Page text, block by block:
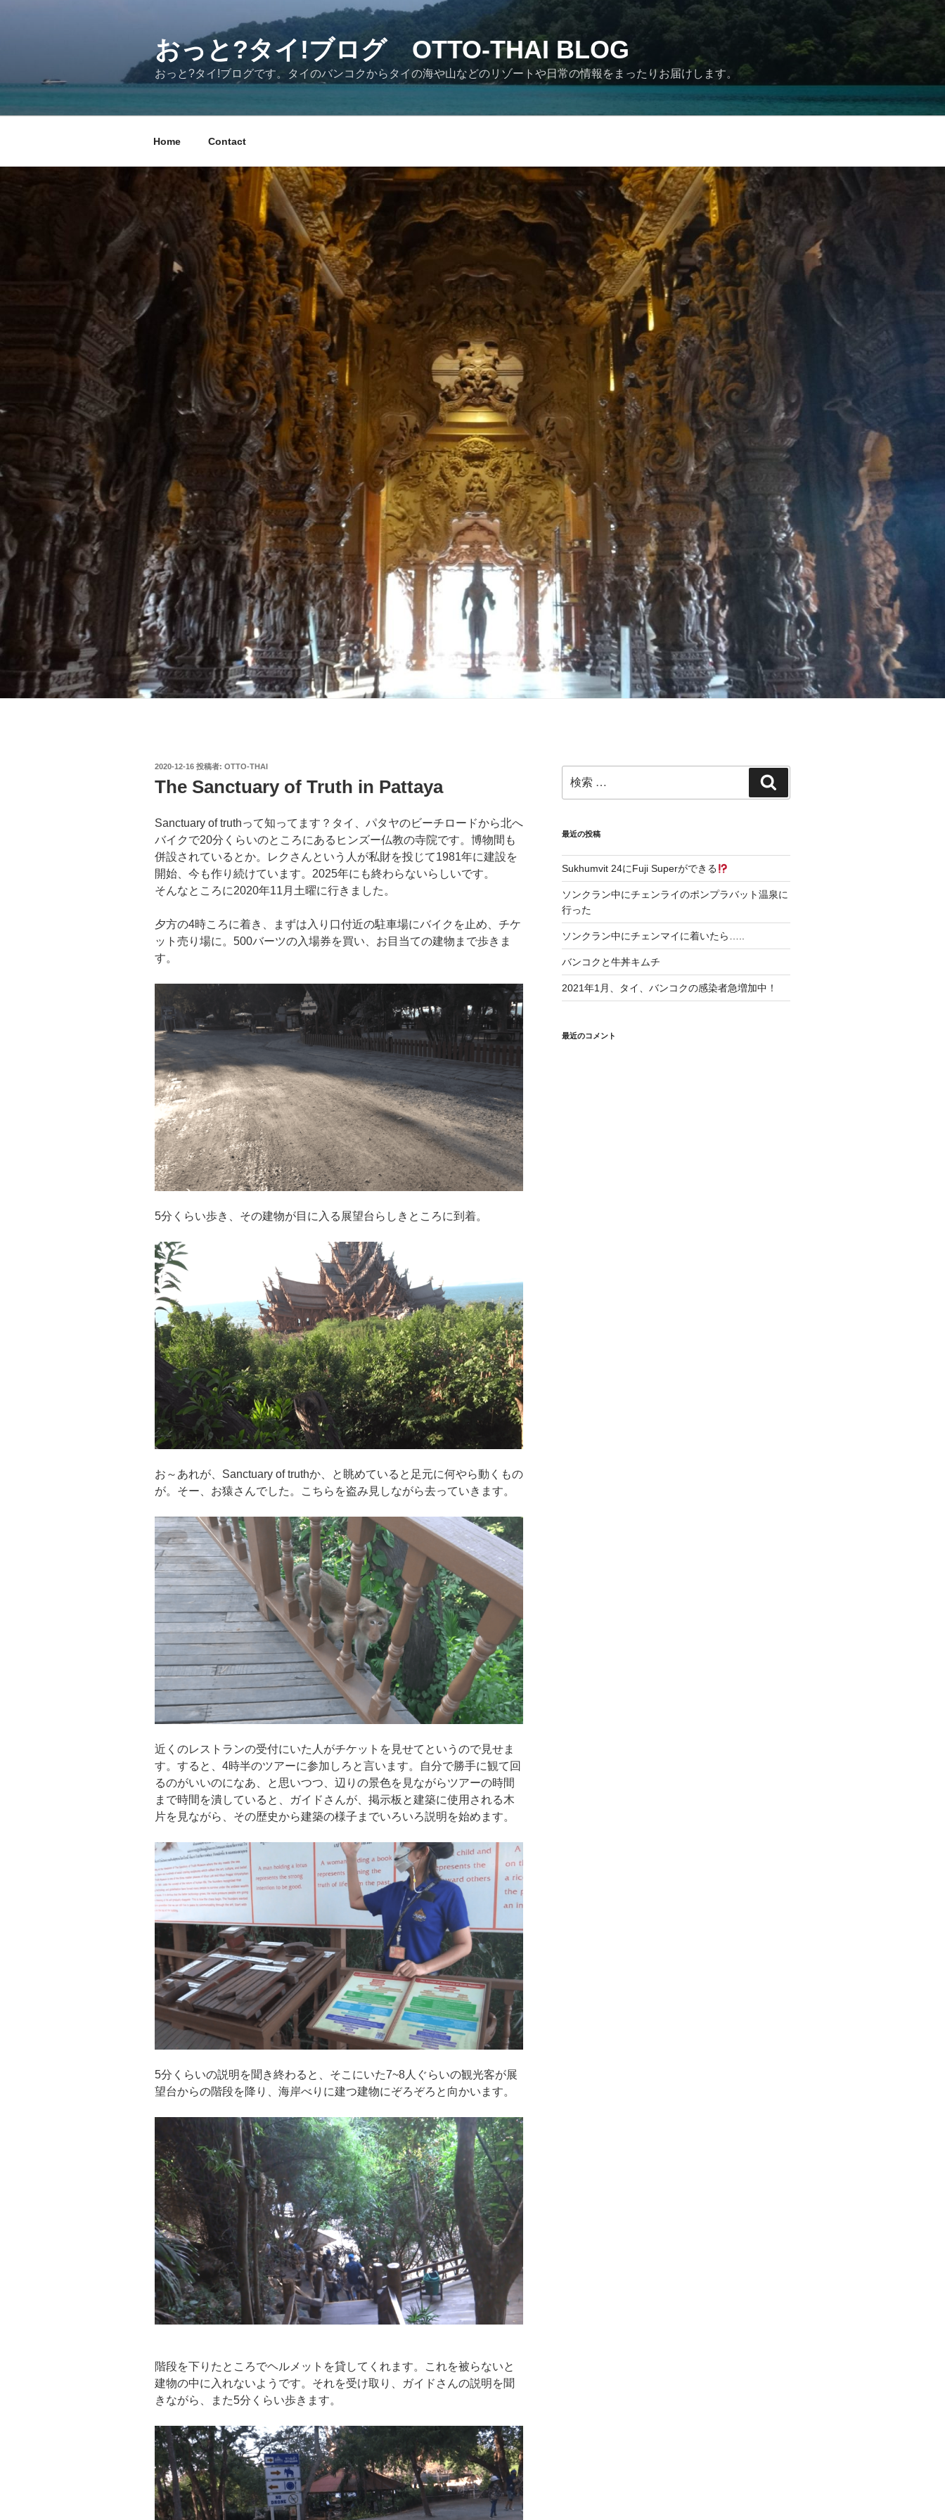
おっと?タイ!ブログ OTTO-THAI BLOG
おっと?タイ!ブログです。タイのバンコクからタイの海や山などのリゾートや日常の情報をまったりお届けします。
Home Contact
投
2020-12-16 投稿者: OTTO-THAI
The Sanctuary of Truth in Pattaya
Sanctuary of truthって知ってます？タイ、パタヤのビーチロードから北へ
バイクで20分くらいのところにあるヒンズー仏教の寺院です。博物間も
併設されているとか。レクさんという人が私財を投じて1981年に建設を
開始、今も作り続けています。2025年にも終わらないらしいです。
そんなところに2020年11月土曜に行きました。
夕方の4時ころに着き、まずは入り口付近の駐車場にバイクを止め、チケ
ット売り場に。500バーツの入場券を買い、お目当ての建物まで歩きま
す。
5分くらい歩き、その建物が目に入る展望台らしきところに到着。
お～あれが、Sanctuary of truthか、と眺めていると足元に何やら動くもの
が。そー、お猿さんでした。こちらを盗み見しながら去っていきます。
近くのレストランの受付にいた人がチケットを見せてというので見せま
す。すると、4時半のツアーに参加しろと言います。自分で勝手に観て回
るのがいいのになあ、と思いつつ、辺りの景色を見ながらツアーの時間
まで時間を潰していると、ガイドさんが、掲示板と建築に使用される木
片を見ながら、その歴史から建築の様子までいろいろ説明を始めます。
5分くらいの説明を聞き終わると、そこにいた7~8人ぐらいの観光客が展
望台からの階段を降り、海岸べりに建つ建物にぞろぞろと向かいます。
階段を下りたところでヘルメットを貸してくれます。これを被らないと
建物の中に入れないようです。それを受け取り、ガイドさんの説明を聞
きながら、また5分くらい歩きます。
索:
索
最近の投稿
Sukhumvit 24にFuji Superができる
ソンクラン中にチェンライのポンプラバット温泉に
行った
ソンクラン中にチェンマイに着いたら…..
バンコクと牛丼キムチ
2021年1月、タイ、バンコクの感染者急増加中！
最近のコメント